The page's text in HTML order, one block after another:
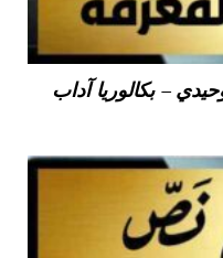
– بكالوريا آداب